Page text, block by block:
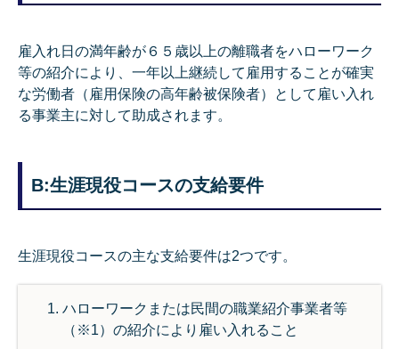
雇入れ日の満年齢が６５歳以上の離職者をハローワーク
等の紹介により、一年以上継続して雇用することが確実
な労働者（雇用保険の高年齢被保険者）として雇い入れ
る事業主に対して助成されます。
B:生涯現役コースの支給要件
生涯現役コースの主な支給要件は2つです。
ハローワークまたは民間の職業紹介事業者等
（※1）の紹介により雇い入れること